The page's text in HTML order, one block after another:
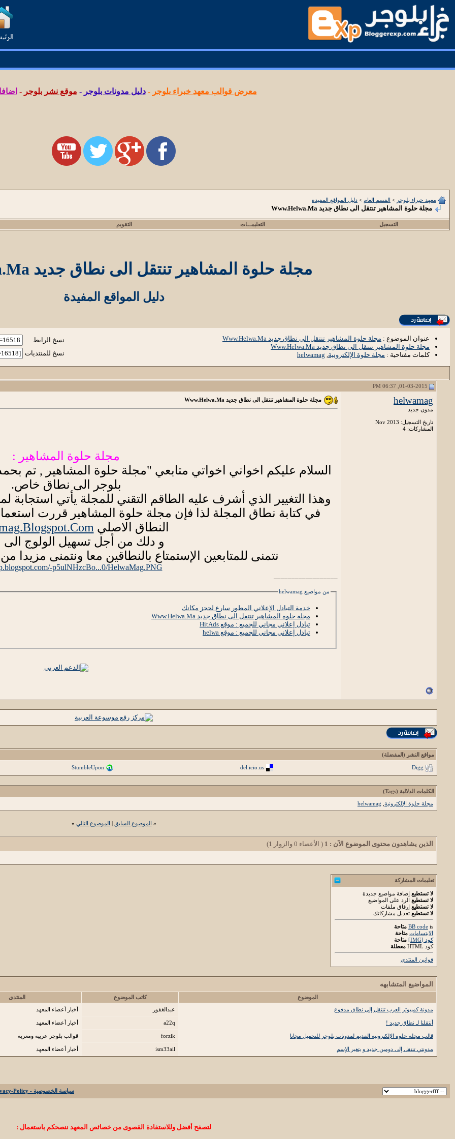
معرض قوالب معهد خبراء بلوجر -دليل مدونات بلوجر - موقع نشر بلوجر -
معهد خبراء بلوجر > القسم العام > دليل المواقع المفيدة
مجلة حلوة المشاهير تنتقل الى نطاق جديد Www.Helwa.Ma
التسجيل التعليمـــات التقويم
مجلة حلوة المشاهير تنتقل الى نطاق جديد Www.Helwa.Ma
دليل المواقع المفيدة
عنوان الموضوع : مجلة حلوة المشاهير تنتقل الى نطاق جديد Www.Helwa.Ma
مجلة حلوة المشاهير تنتقل الى نطاق جديد Www.Helwa.Ma
كلمات مفتاحية : مجلة حلوة الإلكترونية,
helwamag
نسخ الرابط
نسخ للمنتديات
helwamag
مدون جديد
تاريخ التسجيل: Nov 2013
المشاركات: 4
مجلة حلوة المشاهير تنتقل الى نطاق جديد Www.Helwa.Ma
مجلة حلوة المشاهير :
السلام عليكم اخواني اخواتي متابعي "مجلة حلوة المشاهير , تم
بلوجر الى نطاق خاص.
وهذا التغيير الذي أشرف عليه الطاقم التقني للمجلة يأتي استجابة
في كتابة نطاق المجلة لذا فإن مجلة حلوة المشاهير قررت
النطاق الاصلي
و دلك من أجل تسهيل الولوج الى
نتمنى للمتابعين الإستمتاع بالنطاقين معا ونتمنى مزيدا
p5ulNHzcBo...0/HelwaMag.PNG
من مواضيع helwamag
خدمة التبادل الإعلاني المطور سارع لحجز مكانك
مجلة حلوة المشاهير تنتقل الى نطاق جديد Www.Helwa.Ma
تبادل إعلاني مجاني للجميع : موقع HitAds
تبادل إعلاني مجاني للجميع : موقع helwa
مواقع النشر (المفضلة)
Digg
del.icio.us
StumbleUpon
الكلمات الدلالية (Tags)
مجلة حلوة الإلكترونية helwamag
« الموضوع السابق | الموضوع التالي »
الذين يشاهدون محتوى الموضوع الآن : 1 ( الأعضاء 0 والزوار 1)
تعليمات المشاركة
لا تستطيع إضافة مواضيع جديدة
لا تستطيع الرد على المواضيع
لا تستطيع إرفاق ملفات
لا تستطيع تعديل مشاركاتك
BB code is
متاحة
الابتسامات متاحة
كود [IMG]
متاحة
كود HTML
معطلة
قوانين المنتدى
المواضيع المتشابهه
الموضوع كاتب الموضوع المنتدى
مدونة كمبيوتر العرب تنتقل إلى نطاق مدفوع
عبدالغفور أخبار أعضاء المعهد
أنتقلنا لـ نطاق جديد ! a22q أخبار أعضاء المعهد
قالب مجلة حلوة الإلكترونية القديم لمدونات بلوجر للتحميل مجانا forzik قوالب بلوجر عربية ومعربة
مدونتي تنتقل إلى دومين جديد و يتغير الإسم ism33ail أخبار أعضاء المعهد
سياسة الخصوصية - Privacy-Policy
لتصفح أفضل وللاستفادة القصوى من خصائص المعهد ننصحكم باستعمال :